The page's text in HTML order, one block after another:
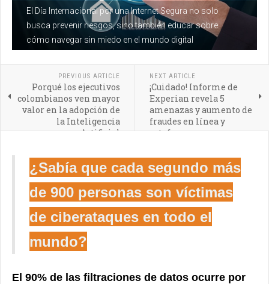
El Día Internacional por una Internet Segura no solo
busca prevenir riesgos, sino también educar sobre
cómo navegar sin miedo en el mundo digital
PREVIOUS ARTICLE
Porqué los ejecutivos
colombianos ven mayor
valor en la adopción de
la Inteligencia
Artificial
NEXT ARTICLE
¡Cuidado! Informe de
Experian revela 5
amenazas y aumento de
fraudes en línea y
estafas con
¿Sabía que cada segundo más
de 900 personas son víctimas
de ciberataques en todo el
mundo?
El 90% de las filtraciones de datos ocurre por